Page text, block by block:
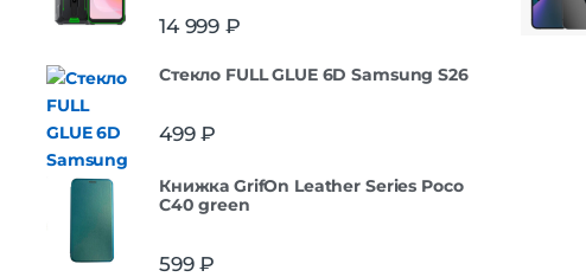
14 999 ₽
Стекло FULL GLUE 6D Samsung S26
499₽
Книжка GrifOn Leather Series Poco
C40 green
599₽